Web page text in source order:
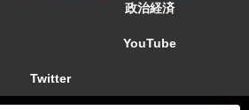
政治経済
YouTube
Twitter